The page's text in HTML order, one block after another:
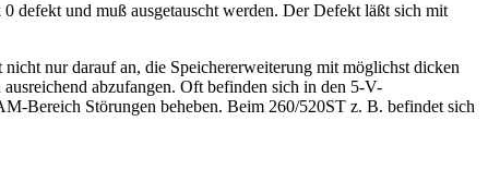
defekt und muß ausgetauscht werden. Der Defekt läßt sich mit
nur darauf an, die Speichererweiterung mit möglichst dicken
abzufangen. Oft befinden sich in den 5-V-
Bereich Störungen beheben. Beim 260/520ST z. B. befindet sich